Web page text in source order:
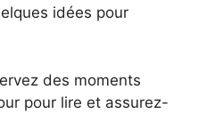
idées pour
des moments
pour lire et assurez-